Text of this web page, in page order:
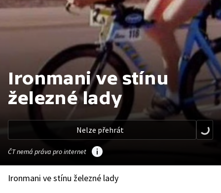
Ironmani ve stínu
železné lady
Nelze přehrát
ČT nemá práva pro internet
Ironmani ve stínu železné lady